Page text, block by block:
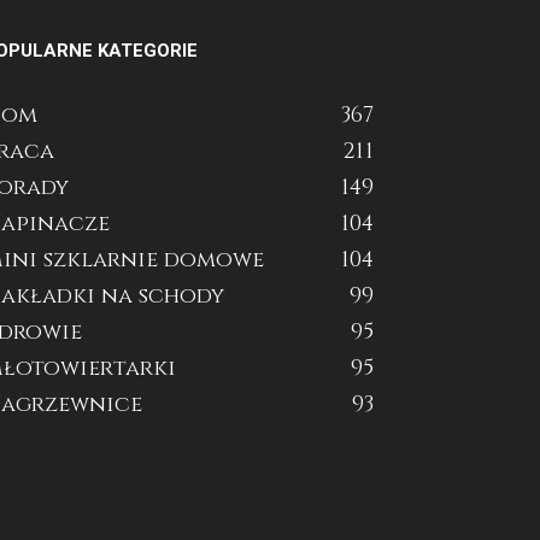
KATEGORIE
367
211
149
104
szklarnie domowe
104
na schody
99
95
95
93